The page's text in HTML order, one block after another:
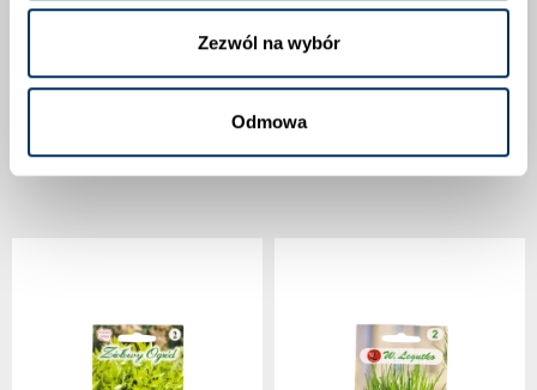
Zezwól na wybór
Odmowa
10 INNYCH PRODUKTÓW W TEJ
SAMEJ KATEGORII: